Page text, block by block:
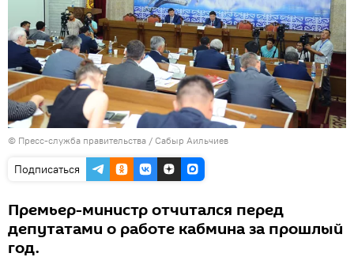
© Пресс-служба правительства / Сабыр Аильчиев
Подписаться
Премьер-министр отчитался перед
депутатами о работе кабмина за прошлый
год.